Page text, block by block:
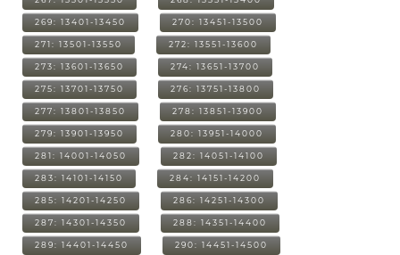
269: 13401-13450 270: 13451-13500
271: 13501-13550 272: 13551-13600
273: 13601-13650 274: 13651-13700
275: 13701-13750 276: 13751-13800
277: 13801-13850 278: 13851-13900
279: 13901-13950 280: 13951-14000
281: 14001-14050 282: 14051-14100
283: 14101-14150 284: 14151-14200
285: 14201-14250 286: 14251-14300
287: 14301-14350 288: 14351-14400
289: 14401-14450 290: 14451-14500